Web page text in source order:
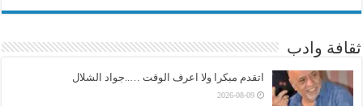
ثقافة وادب
اتقدم مبكرا ولا اعرف الوقت …..جواد الشلال
2026-08-09